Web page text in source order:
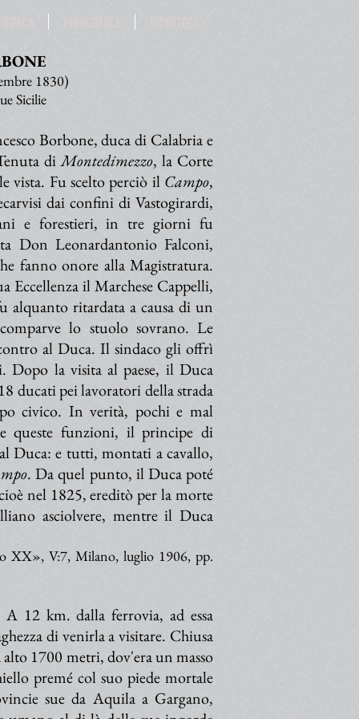
1830)
Sicilie
Borbone, duca di Calabria e
diMontedimezzo, la Corte
vista. Fu scelto perciò il Campo,
dai confini di Vastogirardi,
e forestieri, in tre giorni fu
Don Leonardantonio Falconi,
fanno onore alla Magistratura.
Eccellenza il Marchese Cappelli,
alquanto ritardata a causa di un
lo stuolo sovrano. Le
al Duca. Il sindaco gli offrì
la visita al paese, il Duca
ducati pei lavoratori della strada
civico. In verità, pochi e mal
queste funzioni, il principe di
Duca: e tutti, montati a cavallo,
. Da quel punto, il Duca poté
nel 1825, ereditò per la morte
asciolvere, mentre il Duca
XX», V:7, Milano, luglio 1906, pp.
12 km. dalla ferrovia, ad essa
di venirla a visitare. Chiusa
1700 metri, dov'era un masso
premé col suo piede mortale
sue da Aquila a Gargano,